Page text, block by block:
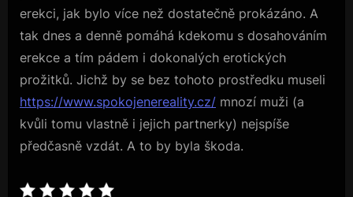
erekci, jak bylo více než dostatečně prokázáno. A
tak dnes a denně pomáhá kdekomu s dosahováním
erekce a tím pádem i dokonalých erotických
prožitků. Jichž by se bez tohoto prostředku museli
https://www.spokojenereality.cz/ mnozí muži (a
kvůli tomu vlastně i jejich partnerky) nejspíše
předčasně vzdát. A to by byla škoda.